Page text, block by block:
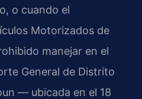
o cuando el
Motorizados de
manejar en el
General de Distrito
— ubicada en el 18